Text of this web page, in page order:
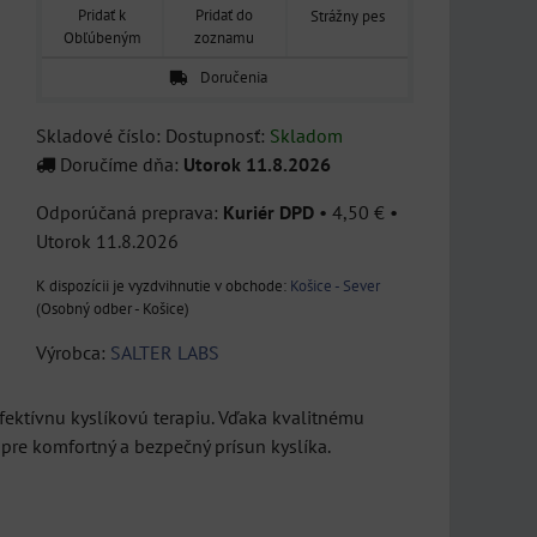
Pridať k
Obľúbeným
Pridať do
zoznamu
Strážny pes
Doručenia
Skladové číslo: Dostupnosť: Skladom
Doručíme dňa: Utorok 11.8.2026
Kuriér DPD • 4,50 € •
Utorok 11.8.2026
Košice - Sever
(Osobný odber - Košice)
Výrobca: SALTER LABS
kyslíkovú terapiu. Vďaka kvalitnému
komfortný a bezpečný prísun kyslíka.
Alkohol tester AF 20
alkoholu s
elektrochemickým čidlom
v cene...
109 €
Všeobecný test na
Diagnostický test odhalí,